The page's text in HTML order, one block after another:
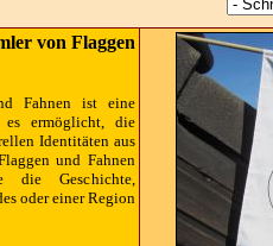
von Flaggen
Fahnen ist eine
es ermöglicht, die
Identitäten aus
und Fahnen
die Geschichte,
oder einer Region